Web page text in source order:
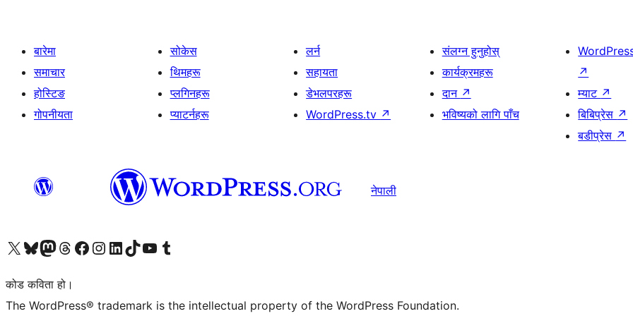
बारेमा
समाचार
होस्टिङ
गोपनीयता
सोकेस
थिमहरू
प्लगिनहरू
प्याटर्नहरू
लर्न
सहायता
डेभलपरहरू
WordPress.tv ↗
संलग्न हुनुहोस्
कार्यक्रमहरू
दान ↗
भविष्यको लागि पाँच
↗
म्याट ↗
बिबिप्रेस ↗
बडीप्रेस ↗
नेपाली
हाम्रो X (पहिले ट्विटर) खातामा जानुहोस्
हाम्रो Bluesky खाता भ्रमण गर्नुहोस्
हाम्रो म्यास्टोडन खाता भ्रमण गर्नुहोस्
हाम्रो थ्रेड्स खातामा जानुहोस्
हाम्रो फेसबुक पेजमा जानुहोस्
हाम्रो इन्स्टाग्राम खातामा जानुहोस्
हाम्रो लिङ्क्डइन खातामा जानुहोस्
हाम्रो TikTok खाता भ्रमण गर्नुहोस्
हाम्रो युट्युब च्यानलमा जानुहोस्
हाम्रो टम्बलर खाता भ्रमण गर्नुहोस्
कोड कविता हो।
The WordPress® trademark is the intellectual property of the WordPress Foundation.